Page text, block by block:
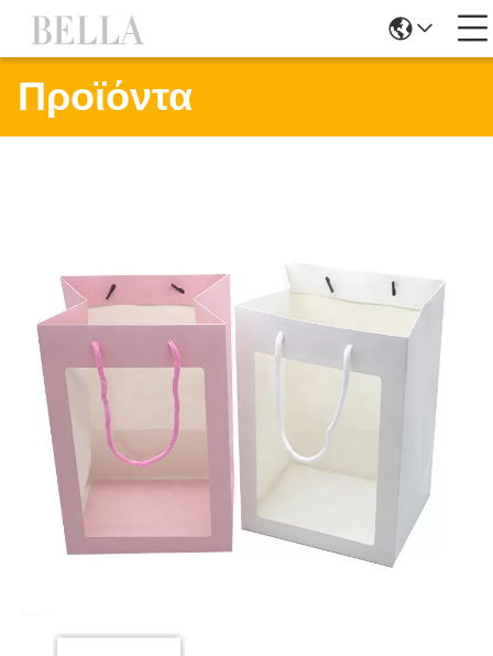
Προϊόντα